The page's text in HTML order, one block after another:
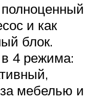
полноценный
и как
блок.
4 режима:
мебелью и